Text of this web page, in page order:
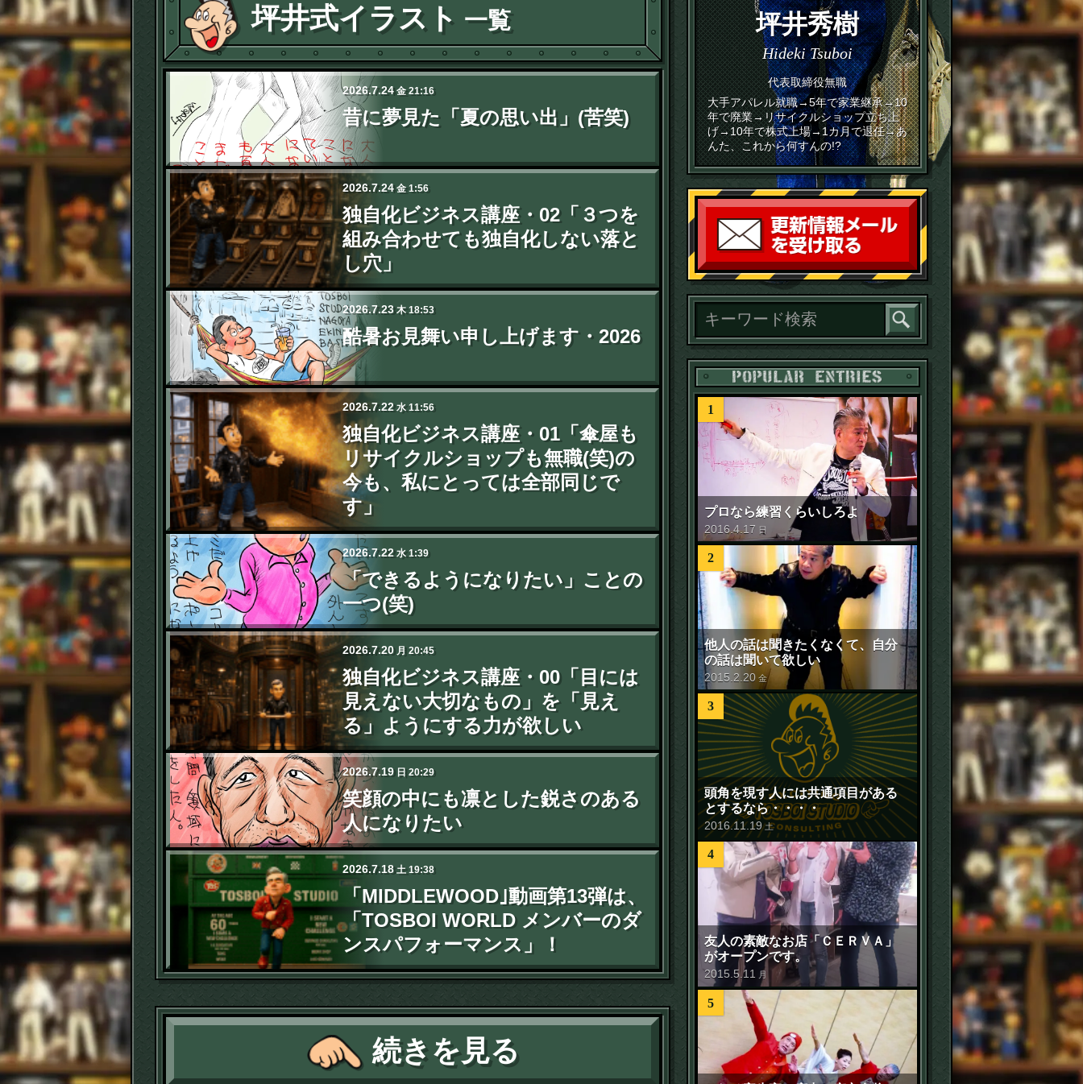
坪井式イラスト 一覧
2026.7.24 金21:16
昔に夢見た「夏の思い出」(苦笑)
2026.7.24 金1:56
独自化ビジネス講座・02「３つを
組み合わせても独自化しない落と
し穴」
2026.7.23 木18:53
酷暑お見舞い申し上げます・2026
2026.7.22 水11:56
独自化ビジネス講座・01「傘屋も
リサイクルショップも無職(笑)の
今も、私にとっては全部同じで
す」
2026.7.22 水1:39
「できるようになりたい」ことの
一つ(笑)
2026.7.20 月 20:45
独自化ビジネス講座・00「目には
見えない大切なもの」を「見え
る」ようにする力が欲しい
2026.7.19 日20:29
笑顔の中にも凛とした鋭さのある
人になりたい
2026.7.18 土19:38
「MIDDLEWOOD｣動画第13弾は、
「TOSBOI WORLD メンバーのダ
ンスパフォーマンス」！
続きを見る
坪井秀樹
Hideki Tsuboi
代表取締役無職
大手アパレル就職→5年で家業継承→10
年で廃業→リサイクルショップ立ち上
げ→10年で株式上場→1カ月で退任→あ
んた、これから何すんの!?
読者登録
POPULAR ENTRIES
1
プロなら練習くらいしろよ
2016 .4.17 日
2
他人の話は聞きたくなくて、自分
の話は聞いて欲しい
2015 2 20 金
3
頭角を現す人には共通項目がある
とするなら・・・・
2016.11.19 土
4
友人の素敵なお店「ＣＥＲＶＡ」
がオープンです。
2015 5.11 月
5